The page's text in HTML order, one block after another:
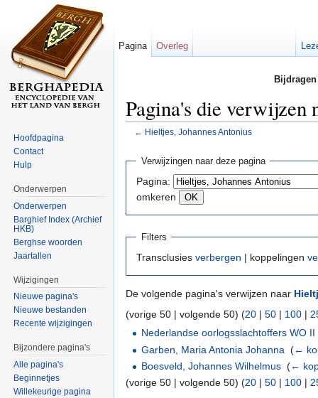
Pagina's die verwijzen
← Hieltjes, Johannes Antonius
Verwijzingen naar deze pagina
Pagina:
omkeren
Filters
Transclusies verbergen | koppelingen
De volgende pagina's verwijzen naar
(vorige 50 | volgende 50) (20 | 50 | 100 |
Nederlandse oorlogsslachtoffers WO II
Garben, Maria Antonia Johanna ‎(←
Boesveld, Johannes Wilhelmus ‎(←
(vorige 50 | volgende 50) (20 | 50 | 100 |
Pagina Overleg
Hoofdpagina
Contact
Hulp
Onderwerpen
Onderwerpen
Barghief Index (Archief
HKB)
Berghse woorden
Jaartallen
Wijzigingen
Nieuwe pagina's
Nieuwe bestanden
Recente wijzigingen
Bijzondere pagina's
Alle pagina's
Beginnetjes
Willekeurige pagina